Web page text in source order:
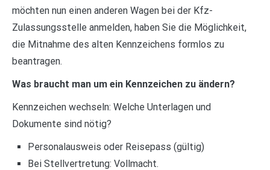
möchten nun einen anderen Wagen bei der Kfz-
Zulassungsstelle anmelden, haben Sie die Möglichkeit,
die Mitnahme des alten Kennzeichens formlos zu
beantragen.
Was braucht man um ein Kennzeichen zu ändern?
Kennzeichen wechseln: Welche Unterlagen und
Dokumente sind nötig?
Personalausweis oder Reisepass (gültig)
Bei Stellvertretung: Vollmacht.